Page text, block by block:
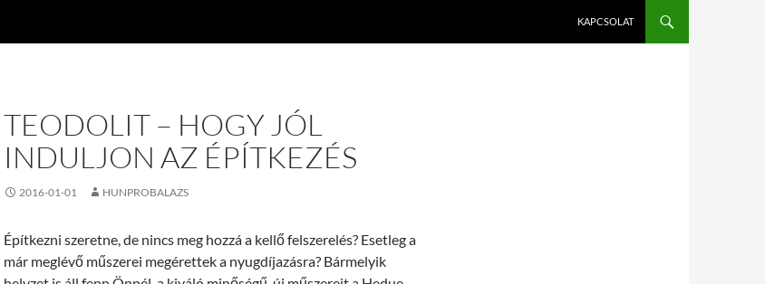
KAPCSOLAT
TEODOLIT – HOGY JÓL
INDULJON AZ ÉPÍTKEZÉS
2016-01-01 HUNPROBALAZS
Építkezni szeretne, de nincs meg hozzá a kellő felszerelés? Esetleg a
már meglévő műszerei megérettek a nyugdíjazásra? Bármelyik